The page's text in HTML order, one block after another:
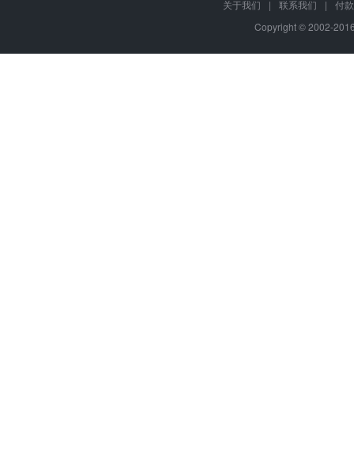
关于我们 | 联系我们 |
付
Copyright © 2002-